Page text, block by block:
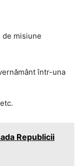
de misiune
într-una
Republicii